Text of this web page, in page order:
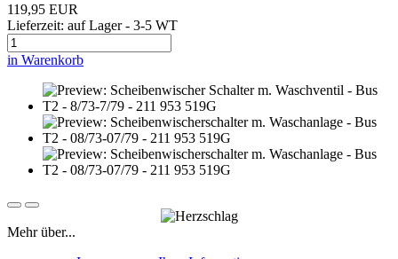
119,95 EUR
Lieferzeit: auf Lager - 3-5 WT
in Warenkorb
Mehr über...